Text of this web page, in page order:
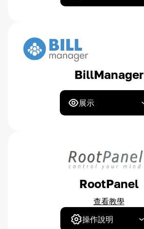
BillManager
展示
RootPanel
查看教學
操作說明